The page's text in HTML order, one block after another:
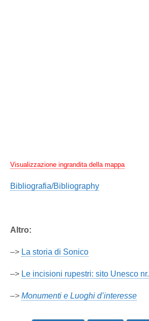
Visualizzazione ingrandita della mappa
Bibliografia/Bibliography
Altro:
–> La storia di Sonico
–> Le incisioni rupestri: sito Unesco
–> Monumenti e Luoghi d’interesse